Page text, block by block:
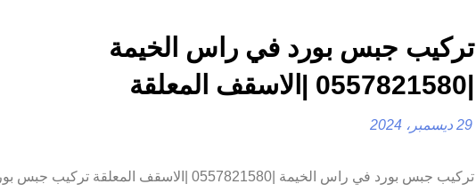
تركيب جبس بورد في راس الخيمة
|0557821580 |الاسقف المعلقة
29 ديسمبر، 2024
تركيب جبس بورد في راس الخيمة |0557821580 |الاسقف المعلقة تركيب